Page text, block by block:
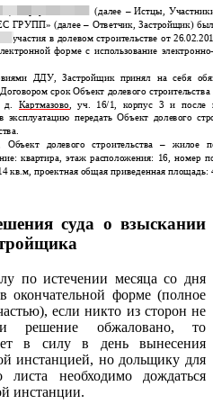
суда о взыскании
по истечении месяца со дня
окончательной форме (полное
если никто из сторон не
решение обжаловано, то
в силу в день вынесения
инстанцией, но дольщику для
листа необходимо дождаться
инстанции.